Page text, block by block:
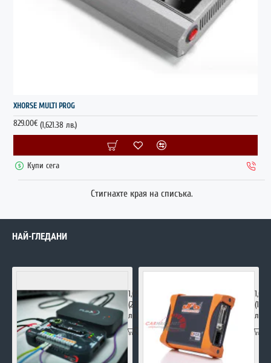
XHORSE MULTI PROG
829.00€(1,621.38 лв.)
Купи сега
Стигнахте края на списъка.
НАЙ-ГЛЕДАНИ
1,090.00€
(2,131.85
лв.)
лв.)